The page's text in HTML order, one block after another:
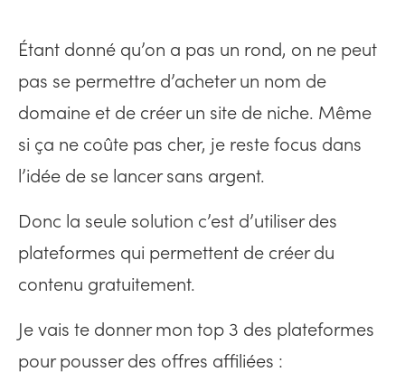
Étant donné qu’on a pas un rond, on ne peut
pas se permettre d’acheter un nom de
domaine et de créer un site de niche. Même
si ça ne coûte pas cher, je reste focus dans
l’idée de se lancer sans argent.
Donc la seule solution c’est d’utiliser des
plateformes qui permettent de créer du
contenu gratuitement.
Je vais te donner mon top 3 des plateformes
pour pousser des offres affiliées :